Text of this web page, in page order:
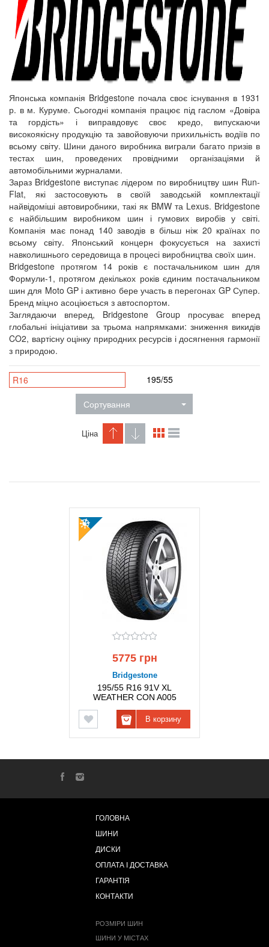
Японська компанія Bridgestone почала своє існування в 1931
р. в м. Куруме. Сьогодні компанія працює під гаслом «Довіра
та гордість» і виправдовує своє кредо, випускаючи
високоякісну продукцію та завойовуючи прихильність водіїв по
всьому світу. Шини даного виробника виграли багато призів в
тестах шин, проведених провідними організаціями й
автомобільними журналами.
Зараз Bridgestone виступає лідером по виробництву шин Run-
Flat, які застосовують в своїй заводській комплектації
найвідоміші автовиробники, такі як BMW та Lexus. Bridgestone
є найбільшим виробником шин і гумових виробів у світі.
Компанія має понад 140 заводів в більш ніж 20 країнах по
всьому світу. Японський концерн фокусується на захисті
навколишнього середовища в процесі виробництва своїх шин.
Bridgestone протягом 14 років є постачальником шин для
Формули-1, протягом декількох років єдиним постачальником
шин для Moto GP і активно бере участь в перегонах GP Супер.
Бренд міцно асоціюється з автоспортом.
Заглядаючи вперед, Bridgestone Group просуває вперед
глобальні ініціативи за трьома напрямками: зниження викидів
CO2, вартісну оцінку природних ресурсів і досягнення гармонії
з природою.
R16 195/55
Сортування
Ціна
5775 грн
Bridgestone
195/55 R16 91V XL
WEATHER CON A005
В корзину
ГОЛОВНА
ШИНИ
ДИСКИ
ОПЛАТА І ДОСТАВКА
ГАРАНТІЯ
КОНТАКТИ
РОЗМІРИ ШИН
ШИНИ У МІСТАХ